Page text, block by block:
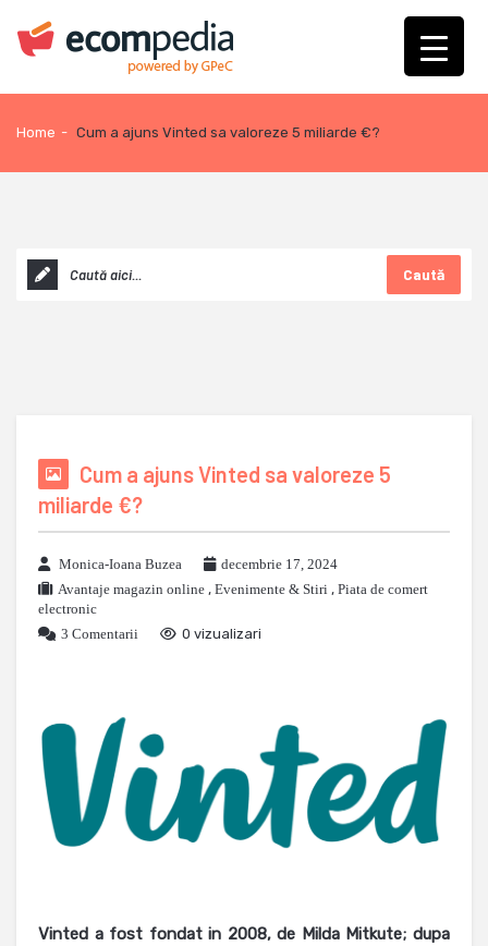
Home - Cum a ajuns Vinted sa valoreze 5 miliarde €?
Caută
Cum a ajuns Vinted sa valoreze 5
miliarde €?
Monica-Ioana Buzea
decembrie 17, 2024
Avantaje magazin online , Evenimente & Stiri , Piata de comert
electronic
3 Comentarii
0 vizualizari
Vinted a fost fondat in 2008, de Milda Mitkute; dupa